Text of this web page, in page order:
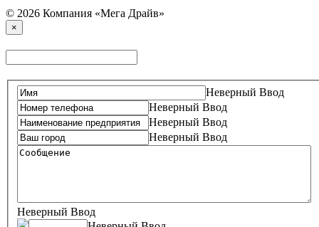
© 2026 Компания «Мега Драйв»
×
Неверный Ввод
Неверный Ввод
Неверный Ввод
Неверный Ввод
Неверный Ввод